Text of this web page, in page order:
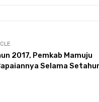
2017, Pemkab Mamuju
Selama